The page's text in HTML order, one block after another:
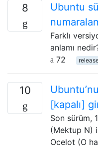
8
Ubuntu
Farklı
anlamı
72
10
[kapalı]
Son sürüm,
(Mektup N)
Ocelot (O